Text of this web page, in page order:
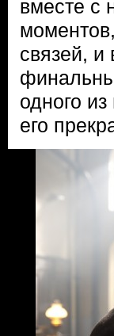
вместе с
связей, и
одного
его